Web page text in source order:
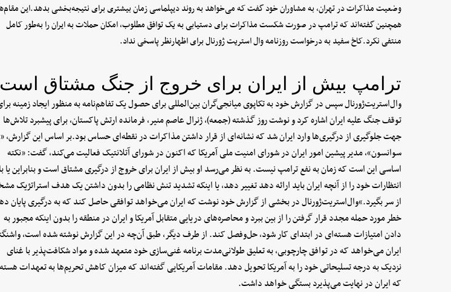
وضعیت مذاکرات در تهران، به مشاوران خود گفت که می‌خواهد به روند دیپلماسی زمان بیشتری برای نتیجه‌بخشی بدهد.این
همچنین گفته‌اند که ترامپ در صورت شکست مذاکرات برای دستیابی به یک توافق مطلوب، امکان حملات به ایران را به‌طور کامل
منتفی نکرد.کاخ سفید به درخواست روزنامه وال استریت ژورنال برای اظهارنظر پاسخی نداد.
ترامپ بیش از ایران برای خروج از جنگ مشتاق است
وال‌استریت‌ژورنال سپس در گزارش خود به تکاپوی میانجی‌گران بین‌المللی برای حصول یک تفاهم‌نامه به منظور ایجاد زمینه
توقف جنگ علیه ایران اشاره کرد و نوشت روز گذشته (جمعه)، ژنرال عاصم منیر، فرمانده ارتش پاکستان، برای پیشبرد تلاش‌ها
جهت جلوگیری از درگیری‌ها وارد ایران شد که نشانه‌ای از قرار داشتن مذاکرات در نقطه‌ای حساس بود.بر اساس این گزارش،
سوانسون»، مدیر پیشین امور ایران در شورای امنیت ملی آمریکا که اکنون در شورای آتلانتیک فعالیت می‌کند، گفت: «نکته
اساسی این است که زمان به نفع ترامپ نیست. به نظر می‌رسد او بیش از ایران برای خروج از درگیری مشتاق است و بنابراین یا
انتظارات خود را از آنچه ایران باید ارائه دهد تغییر دهد، یا اینکه تشدید تنش نظامی را بدون داشتن یک هدف استراتژیک
از سر بگیرد.»وال‌استریت‌ژورنال در بخشی از گزارش خود نوشت که ایران می‌خواهد توافقی حاصل کند که به درگیری پایان
خطر مورد حمله مجدد قرار گرفتن را از بین ببرد و محاصره‌های دریایی متقابل آمریکا و ایران در منطقه را بدون اینکه مجبور به
دادن امتیازات هسته‌ای در ابتدای کار شود، حل‌وفصل کند. از طرف دیگر، طبق آن‌چه در این گزارش نوشته شده است،
ایران می‌خواهد که در توافق چارچوبی، به تعلیق طولانی‌مدت برنامه غنی‌سازی خود متعهد شده و مواد شکافت‌پذیر با غنای
نزدیک به درجه تسلیحاتی خود را به آمریکا تحویل دهد. مقامات آمریکایی گفته‌اند که میزان کاهش تحریم‌ها به تعهدات
که ایران در نهایت می‌پذیرد بستگی خواهد داشت.